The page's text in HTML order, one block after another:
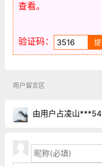
查看。
验证码：
用户留言区
由用户占凌山***54